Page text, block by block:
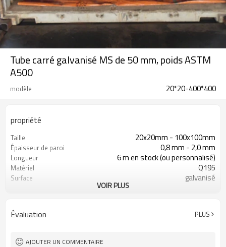
Tube carré galvanisé MS de 50 mm, poids ASTM
A500
modèle 20*20-400*400
propriété
Taille 20x20mm - 100x100mm
Épaisseur de paroi 0,8 mm - 2,0 mm
Longueur 6 m en stock (ou personnalisé)
Matériel Q195
Surface galvanisé
en paquets avec emballage PVC
Revêtement de zinc
Lignes de production 10
Application
VOIR PLUS
Évaluation PLUS
AJOUTER UN COMMENTAIRE